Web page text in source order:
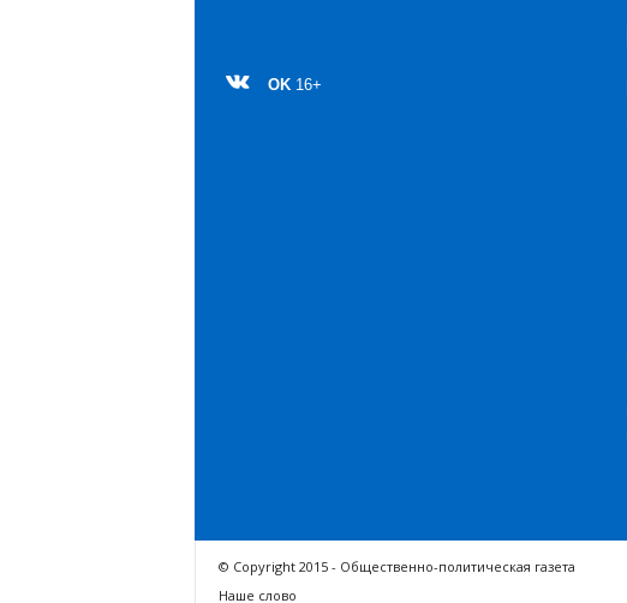
OK 16+
© Copyright 2015 - Общественно-политическая газета
Наше слово